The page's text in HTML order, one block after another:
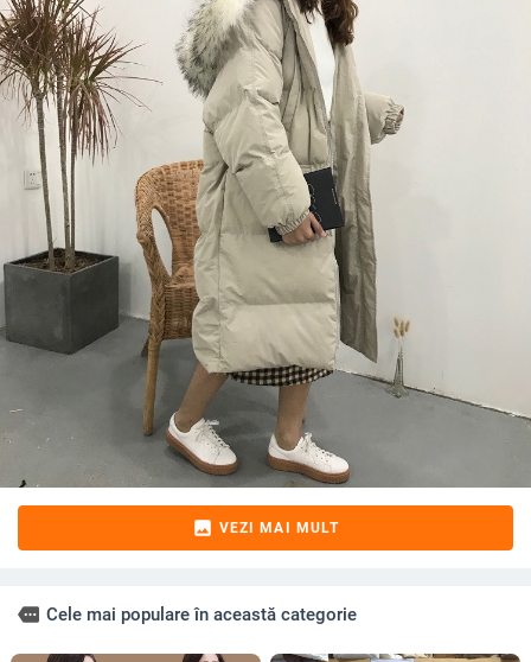
image VEZI MAI MULT
more Cele mai populare în această categorie